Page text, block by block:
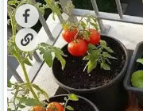
ბოსტნეულს მოკრეფთ.
და როგორ მოუაროთ